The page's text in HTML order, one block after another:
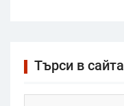
Търси в сайта